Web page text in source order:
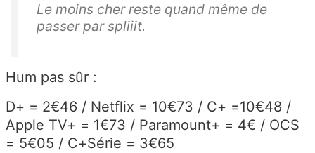
Le moins cher reste quand même de
passer par spliiit.
Hum pas sûr :
D+ = 2€46 / Netflix = 10€73 / C+ =10€48 /
Apple TV+ = 1€73 / Paramount+ = 4€ / OCS
= 5€05 / C+Série = 3€65